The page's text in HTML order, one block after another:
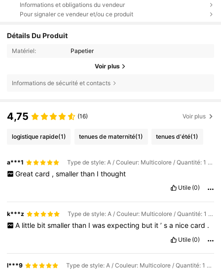
Informations et obligations du vendeur
Pour signaler ce vendeur et/ou ce produit
Détails Du Produit
Matériel: Papetier
Voir plus
Informations de sécurité et contacts
4,75 (16) Voir plus
logistique rapide(1) tenues de maternité(1) tenues d'été(1)
a***1 Type de style: A / Couleur: Multicolore / Quantité: 1 Set
Great card , smaller than I thought
Utile (0)
k***z Type de style: A / Couleur: Multicolore / Quantité: 1 Set
A little bit smaller than I was expecting but it ’ s a nice card .
Utile (0)
l***9 Type de style: A / Couleur: Multicolore / Quantité: 1 Set